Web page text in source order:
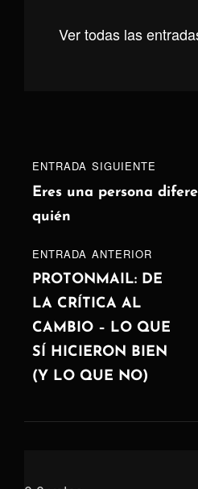
Ver todas las
Navegación
de
entradas
ENTRADA
ANTERIOR
ENTRADA ANTERIOR
PROTONMAIL: DE
LA CRÍTICA AL
CAMBIO – LO QUE
SÍ HICIERON BIEN
(Y LO QUE NO)
Entrada
siguiente
ENTRADA SIGUIENTE
Eres una persona
quién